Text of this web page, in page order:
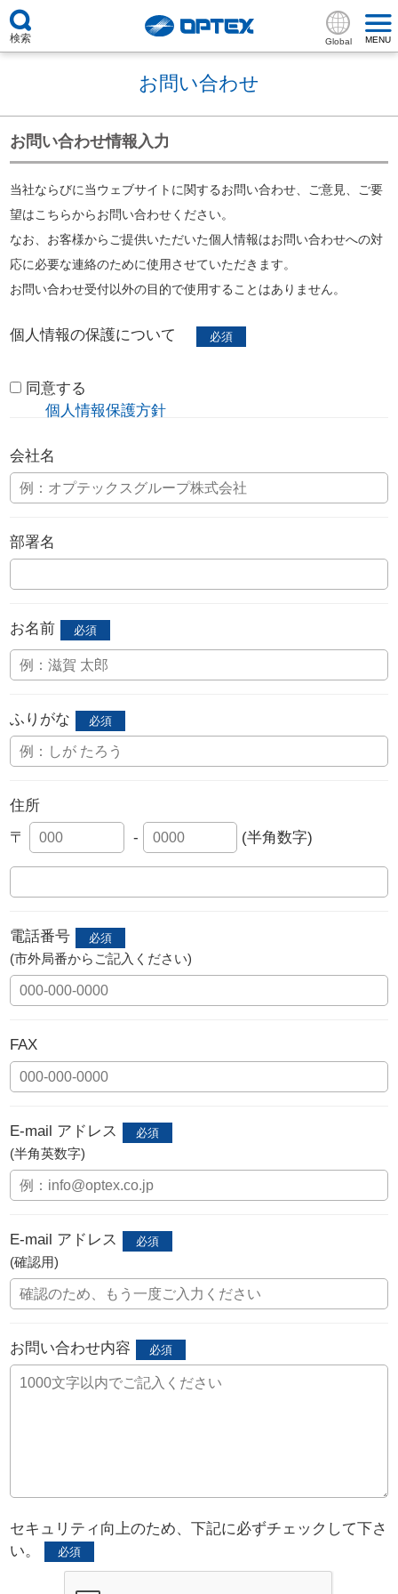
検索 Global MENU
お問い合わせ
お問い合わせ情報入力
当社ならびに当ウェブサイトに関するお問い合わせ、ご意見、ご要
望はこちらからお問い合わせください。
なお、お客様からご提供いただいた個人情報はお問い合わせへの対
応に必要な連絡のために使用させていただきます。
お問い合わせ受付以外の目的で使用することはありません。
個人情報の保護について
同意する
個人情報保護方針
会社名
部署名
お名前
ふりがな
住所
〒
- (半角数字)
電話番号
(市外局番からご記入ください)
FAX
E-mail アドレス
(半角英数字)
E-mail アドレス
(確認用)
お問い合わせ内容
セキュリティ向上のため、下記に必ずチェックして下さ
い。